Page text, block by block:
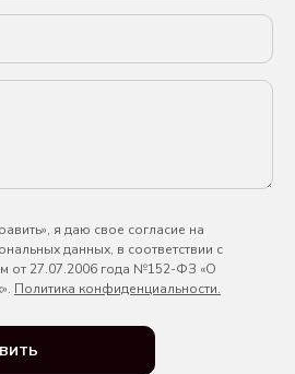
я даю свое согласие на
данных, в соответствии с
от 27.07.2006 года №152-ФЗ «О
Политика конфиденциальности.